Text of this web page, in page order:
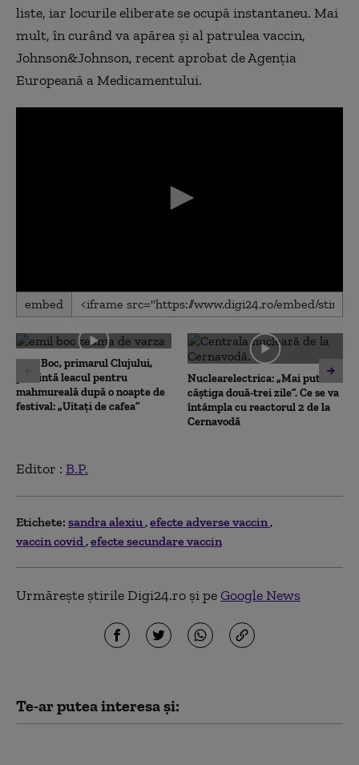
liste, iar locurile eliberate se ocupă instantaneu. Mai
mult, în curând va apărea și al patrulea vaccin,
Johnson&Johnson, recent aprobat de Agenția
Europeană a Medicamentului.
0
seconds
0
seconds
embed
Emil Boc, primarul Clujului,
prezintă leacul pentru
mahmureală după o noapte de
festival: „Uitați de cafea”
Nuclearelectrica: „Mai putem
câștiga două-trei zile”. Ce se va
întâmpla cu reactorul 2 de la
Cernavodă
Editor : B.P.
Etichete: sandra alexiu efecte adverse vaccin
vaccin covid efecte secundare vaccin
Urmărește știrile Digi24.ro și peGoogle News
Te-ar putea interesa și: